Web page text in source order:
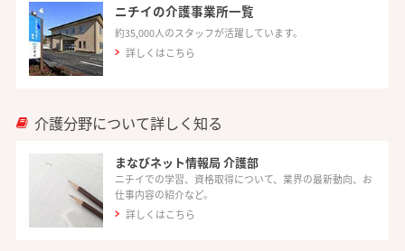
ニチイの介護事業所一覧
約35,000人のスタッフが活躍しています。
詳しくはこちら
介護分野について詳しく知る
まなびネット情報局 介護部
ニチイでの学習、資格取得について、業界の最新動向、お
仕事内容の紹介など。
詳しくはこちら